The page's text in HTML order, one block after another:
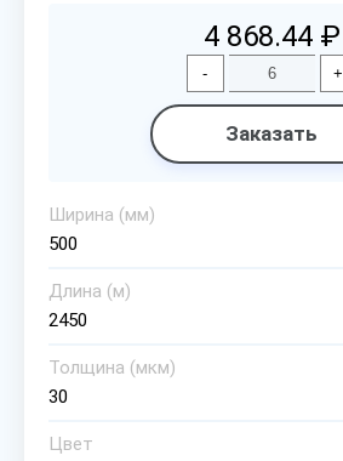
4 868.44 ₽
- +
Заказать
Ширина (мм)
500
Длина (м)
2450
Толщина (мкм)
30
Цвет